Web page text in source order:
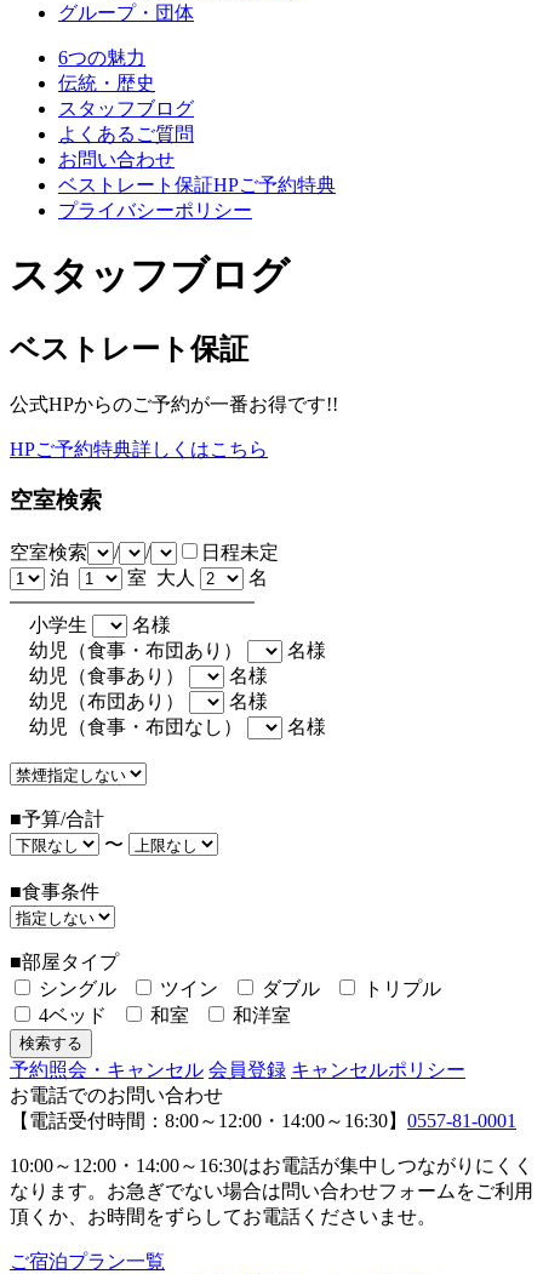
グループ・団体
6つの魅力
伝統・歴史
スタッフブログ
よくあるご質問
お問い合わせ
ベストレート保証HPご予約特典
プライバシーポリシー
スタッフブログ
ベストレート保証
公式HPからのご予約が一番お得です!!
HPご予約特典詳しくはこちら
空室検索
空室検索 / /
日程未定
泊
室 大人 名
小学生
名様
幼児（食事・布団あり）
名様
幼児（食事あり）
名様
幼児（布団あり）
名様
幼児（食事・布団なし）
名様
■予算/合計
〜
■食事条件
■部屋タイプ
シングル
ツイン ダブル
トリプル
4ベッド
和室 和洋室
予約照会・キャンセル 会員登録 キャンセルポリシー
お電話でのお問い合わせ
【電話受付時間：8:00～12:00・14:00～16:30】 0557-81-0001
10:00～12:00・14:00～16:30はお電話が集中しつながりにくく
なります。お急ぎでない場合は問い合わせフォームをご利用
頂くか、お時間をずらしてお電話くださいませ。
ご宿泊プラン一覧